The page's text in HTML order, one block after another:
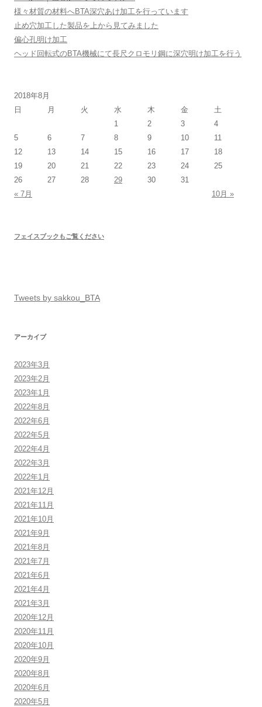
様々材質の材料へBTA深穴あけ加工を行っています
止め穴加工した製品を上から見てみました
偏心孔明け加工
ヘッド回転式のBTA機械にて長尺クロモリ鋼に深穴明け加工を行う
2018年8月
日
月 火 水 木 金
土
1
2 3
4
5
6 7 8 9 10
11
12
13 14 15 16 17
18
19
20 21 22 23 24
25
26
27 28 29 30
31
« 7月
10月 »
フェイスブックもご覧ください
Tweets by sakkou_BTA
アーカイブ
2023年3月
2023年2月
2023年1月
2022年8月
2022年6月
2022年5月
2022年4月
2022年3月
2022年1月
2021年12月
2021年11月
2021年10月
2021年9月
2021年8月
2021年7月
2021年6月
2021年4月
2021年3月
2020年12月
2020年11月
2020年10月
2020年9月
2020年8月
2020年6月
2020年5月